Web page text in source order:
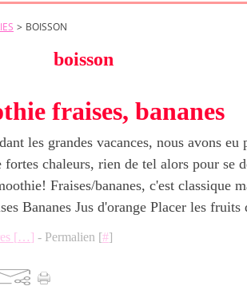
> BOISSON
boisson
fraises, bananes
les grandes vacances, nous avons
fortes chaleurs, rien de tel alors pour se
Fraises/bananes, c'est classique
Bananes Jus d'orange Placer les fruits
[…] - Permalien [#]